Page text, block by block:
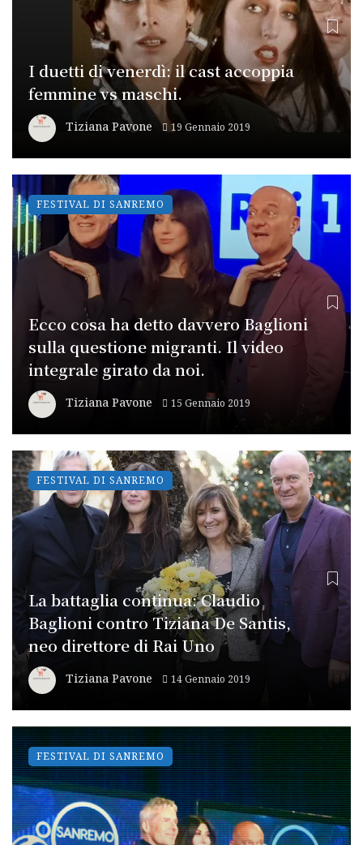
I duetti di venerdì: il cast accoppia
femmine vs maschi.
Tiziana Pavone 19 Gennaio 2019
Ecco cosa ha detto davvero Baglioni
sulla questione migranti. Il video
integrale girato da noi.
Tiziana Pavone 15 Gennaio 2019
FESTIVAL DI SANREMO
La battaglia continua: Claudio
Baglioni contro Tiziana De Santis,
neo direttore di Rai Uno
Tiziana Pavone 14 Gennaio 2019
FESTIVAL DI SANREMO
FESTIVAL DI SANREMO